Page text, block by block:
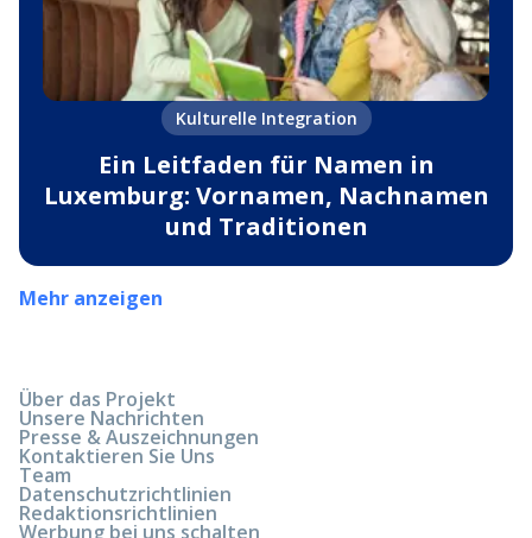
Kulturelle Integration
Ein Leitfaden für Namen in
Luxemburg: Vornamen, Nachnamen
und Traditionen
Mehr anzeigen
Über das Projekt
Unsere Nachrichten
Presse & Auszeichnungen
Kontaktieren Sie Uns
Team
Datenschutzrichtlinien
Redaktionsrichtlinien
Werbung bei uns schalten